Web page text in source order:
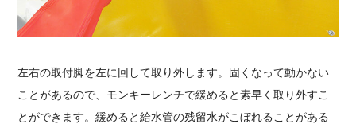
左右の取付脚を左に回して取り外します。固くなって動かない
ことがあるので、モンキーレンチで緩めると素早く取り外すこ
とができます。緩めると給水管の残留水がこぼれることがある